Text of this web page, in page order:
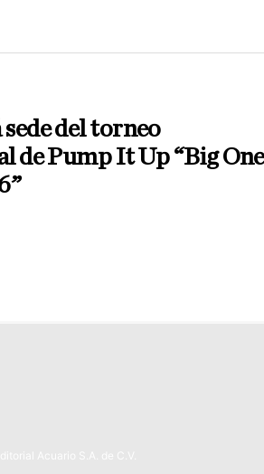
sede del torneo
de Pump It Up “Big One